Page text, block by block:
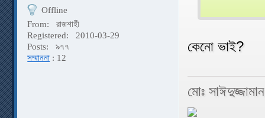
Offline
From:
রাজশাহী
Registered:
2010-03-29
Posts:
৯৭৭
সম্মাননা : 12
কেনো ভাই?
মোঃ